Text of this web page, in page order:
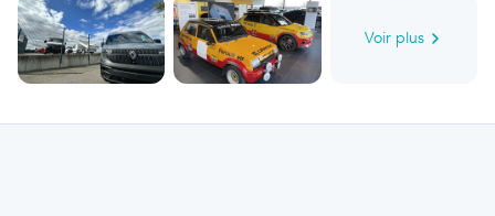
Voir plus